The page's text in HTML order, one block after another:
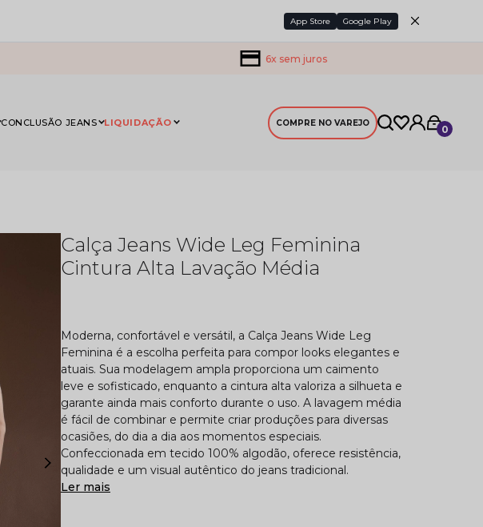
App Store Google Play
6x sem juros
CONCLUSÃO JEANS LIQUIDAÇÃO COMPRE NO VAREJO
0
Calça Jeans Wide Leg Feminina
Cintura Alta Lavação Média
Moderna, confortável e versátil, a Calça Jeans Wide Leg
Feminina é a escolha perfeita para compor looks elegantes e
atuais. Sua modelagem ampla proporciona um caimento
leve e sofisticado, enquanto a cintura alta valoriza a silhueta e
garante ainda mais conforto durante o uso. A lavagem média
é fácil de combinar e permite criar produções para diversas
ocasiões, do dia a dia aos momentos especiais.
Confeccionada em tecido 100% algodão, oferece resistência,
qualidade e um visual autêntico do jeans tradicional.
Ler mais